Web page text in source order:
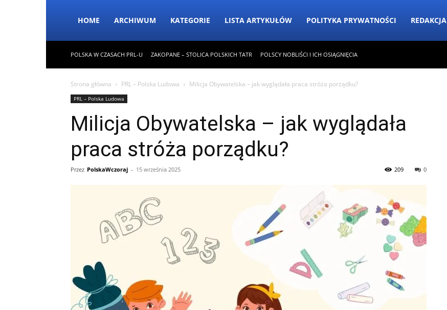
HOME ARCHIWUM KATEGORIE LISTA ARTYKUŁÓW POLITYKA PRYWATNOŚCI REDAKCJA
POLSKA W CZASACH PRL-U ZAKOPANE – STOLICA POLSKICH TATR POLSCY NOBLIŚCI I ICH OSIĄGNIĘCIA
Strona główna PRL – Polska Ludowa Milicja Obywatelska – jak wyglądała praca stróża porządku?
PRL – Polska Ludowa
Milicja Obywatelska – jak wyglądała
praca stróża porządku?
Przez PolskaWczoraj - 15 września 2025 0
209